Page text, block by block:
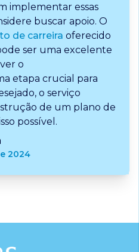
implementar essas
buscar apoio. O
de carreira oferecido
ser uma excelente
o
etapa crucial para
o serviço
de um plano de
possível.
2024